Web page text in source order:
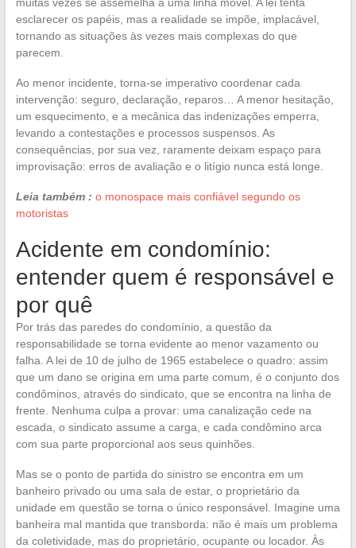
esclarecer os papéis, mas a realidade se impõe, implacável,
tornando as situações às vezes mais complexas do que
parecem.
Ao menor incidente, torna-se imperativo coordenar cada
intervenção: seguro, declaração, reparos… A menor hesitação,
um esquecimento, e a mecânica das indenizações emperra,
levando a contestações e processos suspensos. As
consequências, por sua vez, raramente deixam espaço para
improvisação: erros de avaliação e o litígio nunca está longe.
Leia também : o monospace mais confiável segundo os
motoristas
Acidente em condomínio:
entender quem é responsável e
por quê
Por trás das paredes do condomínio, a questão da
responsabilidade se torna evidente ao menor vazamento ou
falha. A lei de 10 de julho de 1965 estabelece o quadro: assim
que um dano se origina em uma parte comum, é o conjunto dos
condôminos, através do sindicato, que se encontra na linha de
frente. Nenhuma culpa a provar: uma canalização cede na
escada, o sindicato assume a carga, e cada condômino arca
com sua parte proporcional aos seus quinhões.
Mas se o ponto de partida do sinistro se encontra em um
banheiro privado ou uma sala de estar, o proprietário da
unidade em questão se torna o único responsável. Imagine uma
banheira mal mantida que transborda: não é mais um problema
da coletividade, mas do proprietário, ocupante ou locador. Às